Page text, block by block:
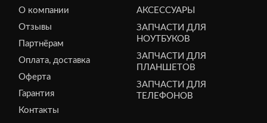
О компании
Отзывы
Партнёрам
Оплата, доставка
Оферта
Гарантия
Контакты
АКСЕССУАРЫ
ЗАПЧАСТИ ДЛЯ
НОУТБУКОВ
ЗАПЧАСТИ ДЛЯ
ПЛАНШЕТОВ
ЗАПЧАСТИ ДЛЯ
ТЕЛЕФОНОВ